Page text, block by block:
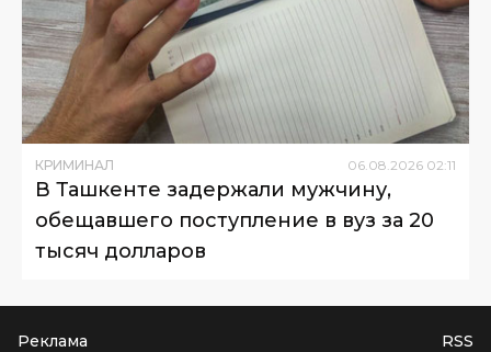
КРИМИНАЛ 06 08 2026 02:11
В Ташкенте задержали мужчину,
обещавшего поступление в вуз за 20
тысяч долларов
Реклама RSS